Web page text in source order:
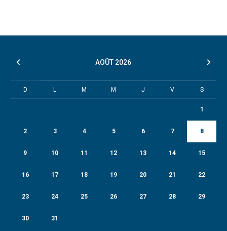
AOÛT 2026
D L M M J V S
1
2 3 4 5 6 7 8
9 10 11 12 13 14 15
16 17 18 19 20 21 22
23 24 25 26 27 28 29
30 31